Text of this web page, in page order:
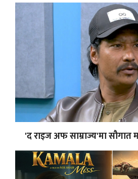
'द राइज अफ साम्राज्य'मा